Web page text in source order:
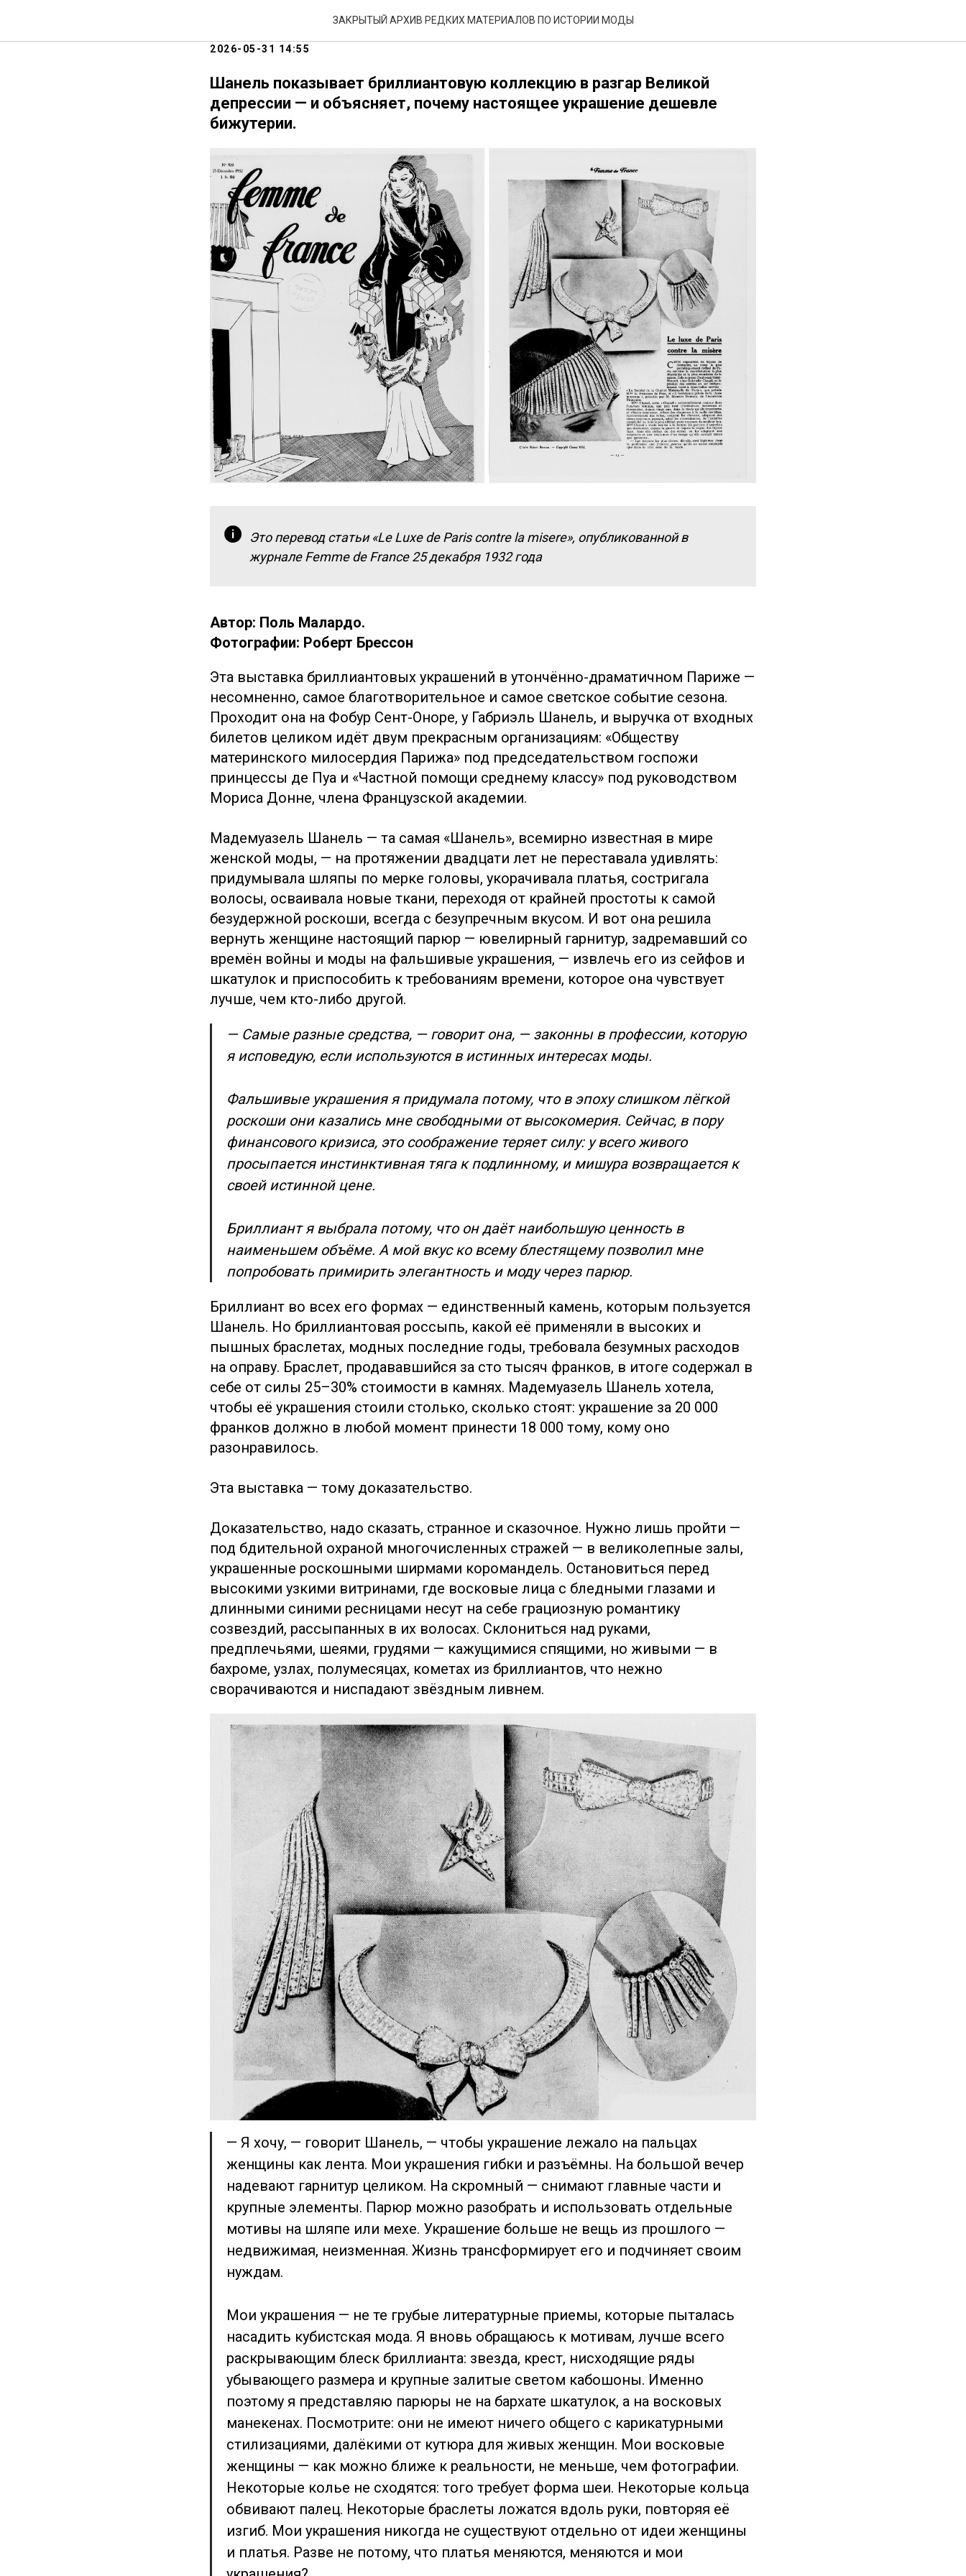
ЗАКРЫТЫЙ АРХИВ РЕДКИХ МАТЕРИАЛОВ ПО ИСТОРИИ МОДЫ
РОСКОШЬ ПАРИЖА ПРОТИВ НИЩЕТЫ
2026-05-31 14:55
Шанель показывает бриллиантовую коллекцию в разгар Великой
депрессии — и объясняет, почему настоящее украшение дешевле
бижутерии.
Это перевод статьи «Le Luxe de Paris contre la misere», опубликованной в
журнале Femme de France 25 декабря 1932 года
Автор: Поль Малардо.
Фотографии: Роберт Брессон
Эта выставка бриллиантовых украшений в утончённо-драматичном Париже —
несомненно, самое благотворительное и самое светское событие сезона.
Проходит она на Фобур Сент-Оноре, у Габриэль Шанель, и выручка от входных
билетов целиком идёт двум прекрасным организациям: «Обществу
материнского милосердия Парижа» под председательством госпожи
принцессы де Пуа и «Частной помощи среднему классу» под руководством
Мориса Донне, члена Французской академии.
Мадемуазель Шанель — та самая «Шанель», всемирно известная в мире
женской моды, — на протяжении двадцати лет не переставала удивлять:
придумывала шляпы по мерке головы, укорачивала платья, состригала
волосы, осваивала новые ткани, переходя от крайней простоты к самой
безудержной роскоши, всегда с безупречным вкусом. И вот она решила
вернуть женщине настоящий парюр — ювелирный гарнитур, задремавший со
времён войны и моды на фальшивые украшения, — извлечь его из сейфов и
шкатулок и приспособить к требованиям времени, которое она чувствует
лучше, чем кто-либо другой.
— Самые разные средства, — говорит она, — законны в профессии, которую
я исповедую, если используются в истинных интересах моды.
Фальшивые украшения я придумала потому, что в эпоху слишком лёгкой
роскоши они казались мне свободными от высокомерия. Сейчас, в пору
финансового кризиса, это соображение теряет силу: у всего живого
просыпается инстинктивная тяга к подлинному, и мишура возвращается к
своей истинной цене.
Бриллиант я выбрала потому, что он даёт наибольшую ценность в
наименьшем объёме. А мой вкус ко всему блестящему позволил мне
попробовать примирить элегантность и моду через парюр.
Бриллиант во всех его формах — единственный камень, которым пользуется
Шанель. Но бриллиантовая россыпь, какой её применяли в высоких и
пышных браслетах, модных последние годы, требовала безумных расходов
на оправу. Браслет, продававшийся за сто тысяч франков, в итоге содержал в
себе от силы 25–30% стоимости в камнях. Мадемуазель Шанель хотела,
чтобы её украшения стоили столько, сколько стоят: украшение за 20 000
франков должно в любой момент принести 18 000 тому, кому оно
разонравилось.
Эта выставка — тому доказательство.
Доказательство, надо сказать, странное и сказочное. Нужно лишь пройти —
под бдительной охраной многочисленных стражей — в великолепные залы,
украшенные роскошными ширмами коромандель. Остановиться перед
высокими узкими витринами, где восковые лица с бледными глазами и
длинными синими ресницами несут на себе грациозную романтику
созвездий, рассыпанных в их волосах. Склониться над руками,
предплечьями, шеями, грудями — кажущимися спящими, но живыми — в
бахроме, узлах, полумесяцах, кометах из бриллиантов, что нежно
сворачиваются и ниспадают звёздным ливнем.
— Я хочу, — говорит Шанель, — чтобы украшение лежало на пальцах
женщины как лента. Мои украшения гибки и разъёмны. На большой вечер
надевают гарнитур целиком. На скромный — снимают главные части и
крупные элементы. Парюр можно разобрать и использовать отдельные
мотивы на шляпе или мехе. Украшение больше не вещь из прошлого —
недвижимая, неизменная. Жизнь трансформирует его и подчиняет своим
нуждам.
Мои украшения — не те грубые литературные приемы, которые пыталась
насадить кубистская мода. Я вновь обращаюсь к мотивам, лучше всего
раскрывающим блеск бриллианта: звезда, крест, нисходящие ряды
убывающего размера и крупные залитые светом кабошоны. Именно
поэтому я представляю парюры не на бархате шкатулок, а на восковых
манекенах. Посмотрите: они не имеют ничего общего с карикатурными
стилизациями, далёкими от кутюра для живых женщин. Мои восковые
женщины — как можно ближе к реальности, не меньше, чем фотографии.
Некоторые колье не сходятся: того требует форма шеи. Некоторые кольца
обвивают палец. Некоторые браслеты ложатся вдоль руки, повторяя её
изгиб. Мои украшения никогда не существуют отдельно от идеи женщины
и платья. Разве не потому, что платья меняются, меняются и мои